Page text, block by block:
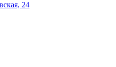
24